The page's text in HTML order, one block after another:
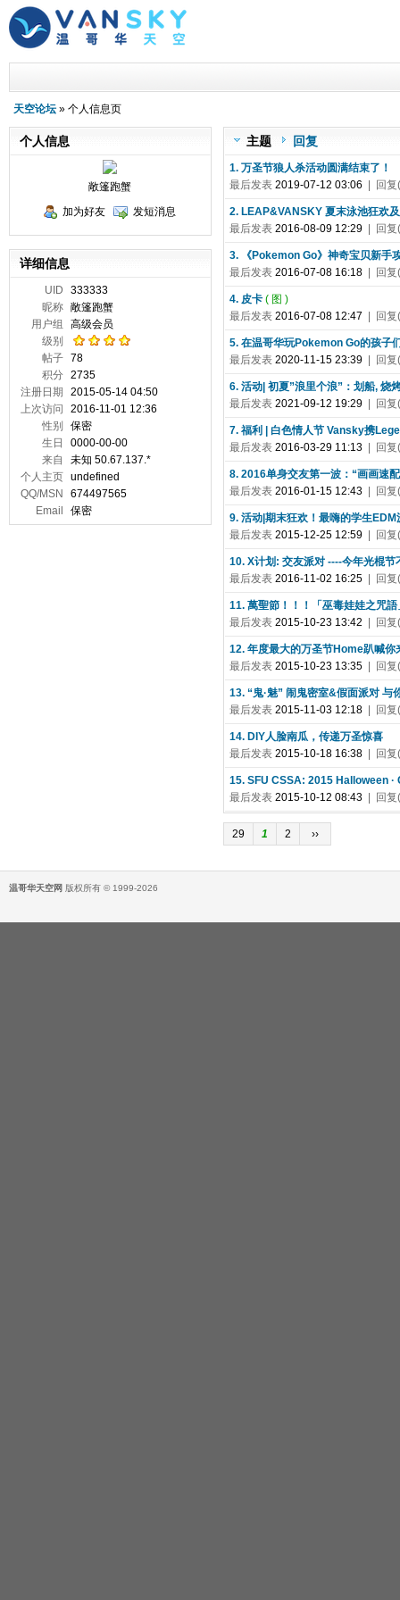
天空论坛 » 个人信息页
主题 回复
1. 万圣节狼人杀活动圆满结束了！
最后发表2019-07-12 03:06 | 回
2. LEAP&VANSKY 夏末泳池狂欢
最后发表2016-08-09 12:29 | 回
3. 《Pokemon Go》神奇宝贝新手
最后发表2016-07-08 16:18 | 回
4. 皮卡 ( 图 )
最后发表2016-07-08 12:47 | 回
5. 在温哥华玩Pokemon Go的孩子
最后发表2020-11-15 23:39 | 回
6. 活动| 初夏”浪里个浪”：划船, 烧
最后发表2021-09-12 19:29 | 回
7. 福利 | 白色情人节 Vansky携
最后发表2016-03-29 11:13 | 回
8. 2016单身交友第一波：“画画速
最后发表2016-01-15 12:43 | 回
9. 活动|期末狂欢！最嗨的学生EDM
最后发表2015-12-25 12:59 | 回
10. X计划: 交友派对 ----今年光棍节
最后发表2016-11-02 16:25 | 回
11. 萬聖節！！！「巫毒娃娃之咒
最后发表2015-10-23 13:42 | 回
12. 年度最大的万圣节Home趴喊你
最后发表2015-10-23 13:35 | 回
13. “鬼·魅” 闹鬼密室&假面派对 与
最后发表2015-11-03 12:18 | 回
14. DIY人脸南瓜，传递万圣惊喜
最后发表2015-10-18 16:38 | 回
15. SFU CSSA: 2015 Halloween
最后发表2015-10-12 08:43 | 回
29 1 2 ››
个人信息
敞篷跑蟹
加为好友
发短消息
详细信息
UID
333333
昵称 敞篷跑蟹
用户组
高级会员
级别
帖子 78
积分 2735
注册日期
2015-05-14 04:50
上次访问
2016-11-01 12:36
性别
保密
生日
0000-00-00
来自
未知 50.67.137.*
个人主页 undefined
QQ/MSN
674497565
Email
保密
温哥华天空网 版权所有 © 1999-2026